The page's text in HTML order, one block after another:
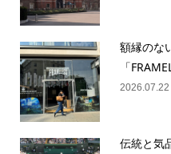
額縁のな
「
2026.07.22
伝統と気